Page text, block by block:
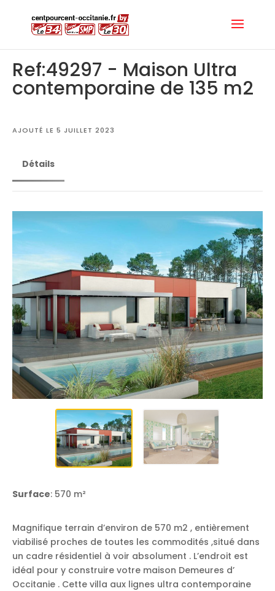
Ref:49297 - Maison Ultra
contemporaine de 135 m2
AJOUTÉ LE 5 JUILLET 2023
Détails
Surface: 570 m²
Magnifique terrain d’environ de 570 m2 , entièrement
viabilisé proches de toutes les commodités ,situé dans
un cadre résidentiel à voir absolument . L’endroit est
idéal pour y construire votre maison Demeures d’
Occitanie . Cette villa aux lignes ultra contemporaine